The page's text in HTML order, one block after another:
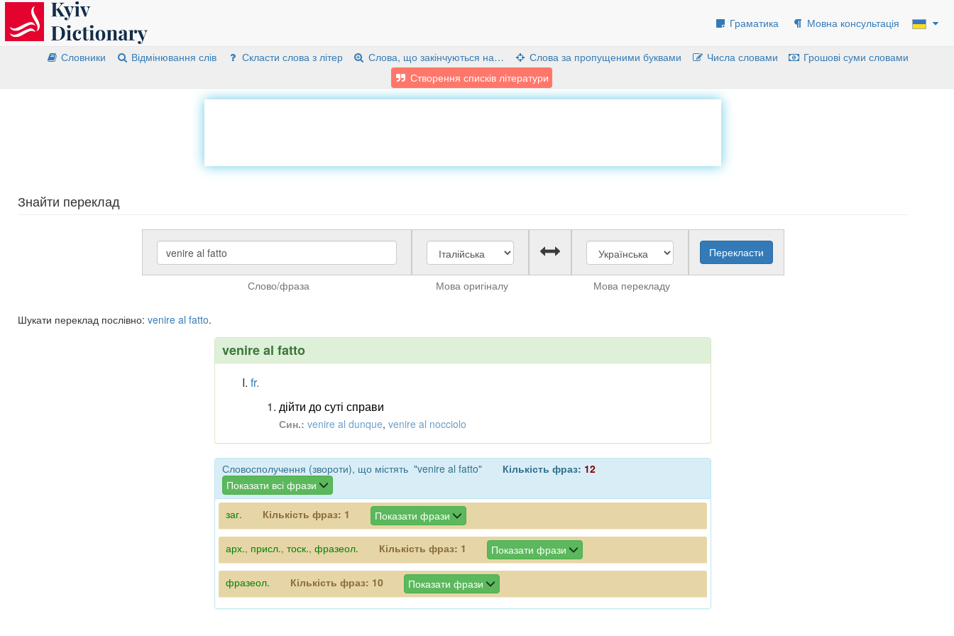
Граматика Мовна консультація
Словники Відмінювання слів Скласти слова з літер Слова, що закінчуються на… Слова за пропущеними буквами Числа словами
Грошові суми словами
Створення списків літератури
Знайти переклад
Слово/фраза Мова оригіналу Мова перекладу
Шукати переклад послівно: venire al fatto.
venire al fatto
fr.
дійти до суті справи
Син.: venire al dunque, venire al nocciolo
Словосполучення (звороти), що містять "venire al fatto" Кількість фраз: 12
Показати всі фрази
заг. Кількість фраз: 1 Показати фрази
арх., присл., тоск., фразеол. Кількість фраз: 1 Показати фрази
фразеол. Кількість фраз: 10 Показати фрази